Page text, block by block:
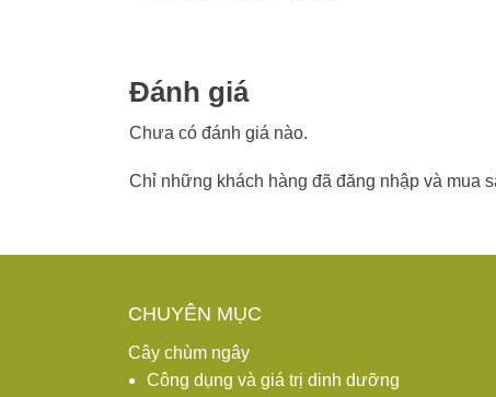
Đánh giá
Chưa có đánh giá nào.
Chỉ những khách hàng đã đăng nhập và mua
CHUYÊN MỤC
Cây chùm ngây
Công dụng và giá trị dinh dưỡng